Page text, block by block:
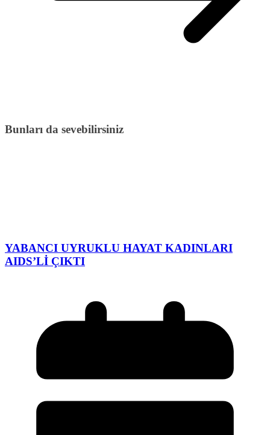
Bunları da sevebilirsiniz
YABANCI UYRUKLU HAYAT KADINLARI
AIDS’Lİ ÇIKTI